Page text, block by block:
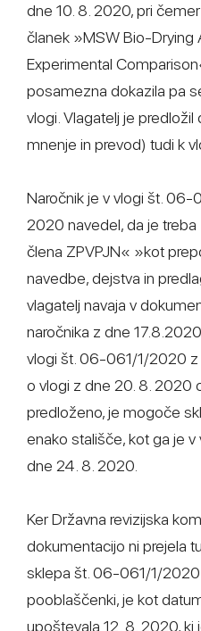
dne 10. 8. 2020, pri
članek »MSW Bio-Drying
Experimental
posamezna dokazila pa
vlogi. Vlagatelj je
mnenje in prevod) tudi k
Naročnik je v vlogi št.
2020 navedel, da je
člena ZPVPJN« »kot
navedbe, dejstva in
vlagatelj navaja v
naročnika z dne
vlogi št. 06-061/1/2020 z
o vlogi z dne 20. 8. 2020
predloženo, je mogoče
enako stališče, kot ga je
dne 24. 8. 2020.
Ker Državna revizijska
dokumentacijo ni prejela
sklepa št. 06-061/1/
pooblaščenki, je kot
upoštevala 12. 8. 2020, ki